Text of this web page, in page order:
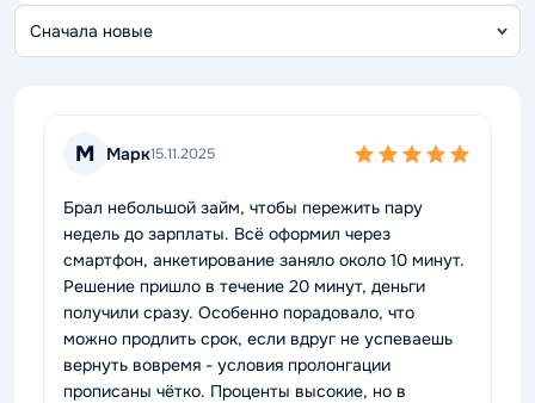
М Марк15.11.2025
Брал небольшой займ, чтобы пережить пару
недель до зарплаты. Всё оформил через
смартфон, анкетирование заняло около 10 минут.
Решение пришло в течение 20 минут, деньги
получили сразу. Особенно порадовало, что
можно продлить срок, если вдруг не успеваешь
вернуть вовремя - условия пролонгации
прописаны чётко. Проценты высокие, но в